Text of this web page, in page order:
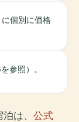
個別に価格
参照）。
は、 公式